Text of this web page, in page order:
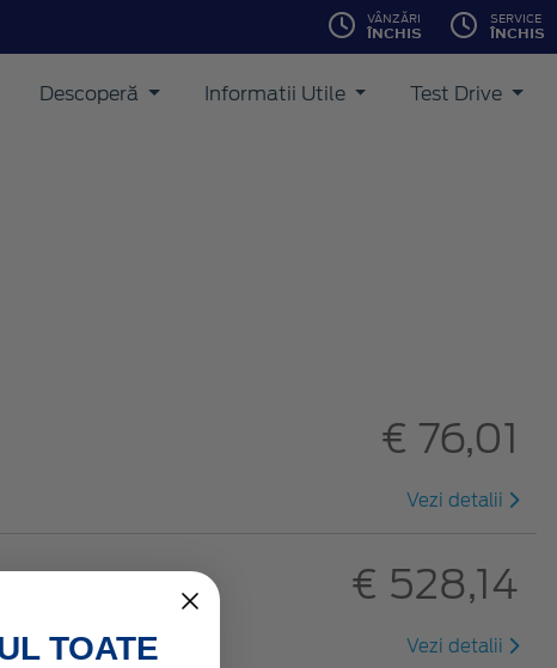
VÂNZĂRI
ÎNCHIS
SERVICE
ÎNCHIS
Descoperă Informatii Utile Test Drive
€ 76,01
Vezi detalii
€ 528,14
Vezi detalii
TOATE